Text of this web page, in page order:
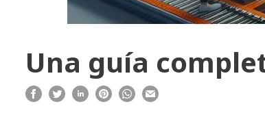
Una guía